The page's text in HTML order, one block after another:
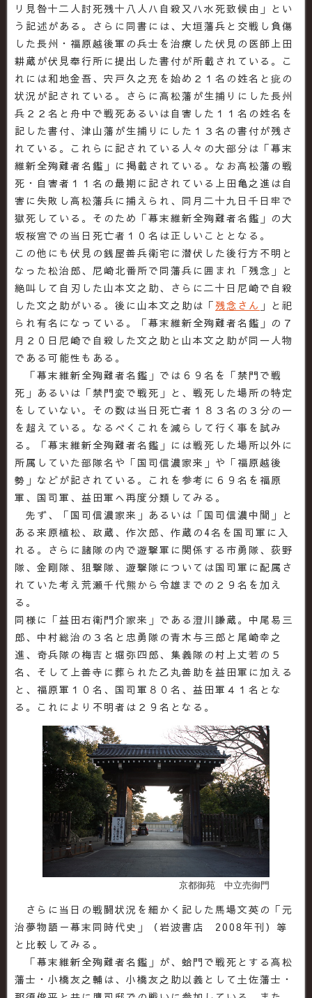
リ見咎十二人討死残十八人ハ自殺又ハ水死致候由」とい
う記述がある。さらに同書には、大垣藩兵と交戦し負傷
した長州・福原越後軍の兵士を治療した伏見の医師上田
耕蔵が伏見奉行所に提出した書付が所載されている。こ
れには和地金吾、宍戸久之充を始め２１名の姓名と疵の
状況が記されている。さらに高松藩が生捕りにした長州
兵２２名と舟中で戦死あるいは自害した１１名の姓名を
記した書付、津山藩が生捕りにした１３名の書付が残さ
れている。これらに記されている人々の大部分は「幕末
維新全殉難者名鑑」に掲載されている。なお高松藩の戦
死・自害者１１名の最期に記されている上田亀之進は自
害に失敗し高松藩兵に捕えられ、同月二十九日千日牢で
獄死している。そのため「幕末維新全殉難者名鑑」の大
坂桜宮での当日死亡者１０名は正しいこととなる。
この他にも伏見の銭屋善兵衛宅に潜伏した後行方不明と
なった松治郎、尼崎北番所で同藩兵に囲まれ「残念」と
絶叫して自刃した山本文之助、さらに二十日尼崎で自殺
した文之助がいる。後に山本文之助は「 残念さん 」と祀
られ有名になっている。「幕末維新全殉難者名鑑」の７
月２０日尼崎で自殺した文之助と山本文之助が同一人物
である可能性もある。
「幕末維新全殉難者名鑑」では６９名を「禁門で戦
死」あるいは「禁門変で戦死」と、戦死した場所の特定
をしていない。その数は当日死亡者１８３名の３分の一
を超えている。なるべくこれを減らして行く事を試み
る。「幕末維新全殉難者名鑑」には戦死した場所以外に
所属していた部隊名や「国司信濃家来」や「福原越後
勢」などが記されている。これを参考に６９名を福原
軍、国司軍、益田軍へ再度分類してみる。
先ず、「国司信濃家来」あるいは「国司信濃中間」と
ある来原植松、政蔵、作次郎、作蔵の4名を国司軍に入
れる。さらに諸隊の内で遊撃軍に関係する市勇隊、荻野
隊、金剛隊、狙撃隊、遊撃隊については国司軍に配属さ
れていた考え荒瀬千代熊から令雄までの２９名を加え
る。
同様に「益田右衛門介家来」である澄川謙蔵。中尾易三
郎、中村総治の３名と忠勇隊の青木与三郎と尾崎幸之
進、奇兵隊の梅吉と堀弥四郎、集義隊の村上丈若の５
名、そして上善寺に葬られた乙丸善助を益田軍に加える
と、福原軍１０名、国司軍８０名、益田軍４１名とな
る。これにより不明者は２９名となる。
京都御苑 中立売御門
さらに当日の戦闘状況を細かく記した馬場文英の「元
治夢物語－幕末同時代史」（岩波書店 2008年刊）等
と比較してみる。
「幕末維新全殉難者名鑑」が、蛤門で戦死とする高松
藩士・小橋友之輔は、小橋友之助以義として土佐藩士・